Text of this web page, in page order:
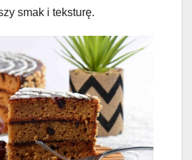
smak i teksturę.